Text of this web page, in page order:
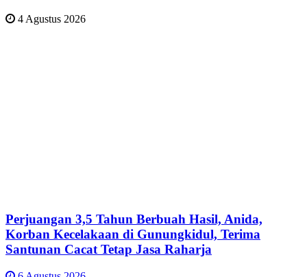
4 Agustus 2026
Perjuangan 3,5 Tahun Berbuah Hasil, Anida,
Korban Kecelakaan di Gunungkidul, Terima
Santunan Cacat Tetap Jasa Raharja